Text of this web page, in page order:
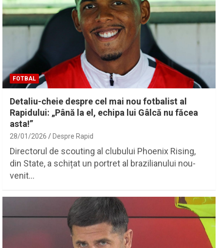
FOTBAL
Detaliu-cheie despre cel mai nou fotbalist al
Rapidului: „Până la el, echipa lui Gâlcă nu făcea
asta!”
28/01/2026 Despre Rapid
Directorul de scouting al clubului Phoenix Rising,
din State, a schițat un portret al brazilianului nou-
venit…